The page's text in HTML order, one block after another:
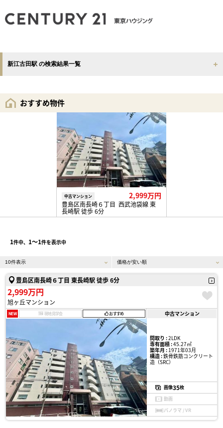
新江古田駅 の検索結果一覧
おすすめ物件
中古マンション 2,999万円
豊島区南長崎６丁目 西武池袋線 東
長崎駅 徒歩 6分
1件中、 1〜1件を表示中
豊島区南長崎６丁目 東長崎駅 徒歩 6分
2,999万円
旭ヶ丘マンション
NEW 現地見学会 おすすめ 中古マンション
間取り :2LDK
専有面積 :45.27㎡
築年月 :1971年03月
構造 :鉄骨鉄筋コンクリート
造（SRC）
画像35枚
動画
パノラマ / VR